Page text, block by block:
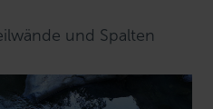
und Spalten